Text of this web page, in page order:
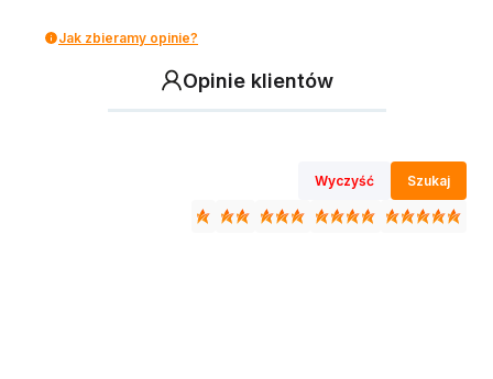
Jak zbieramy opinie?
Opinie klientów
Wyczyść Szukaj